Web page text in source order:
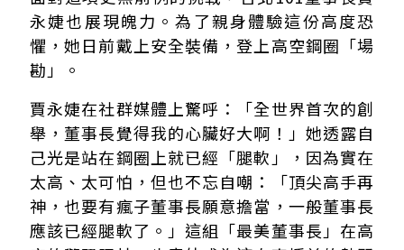
永婕也展現魄力。為了親身體驗這份高度恐
懼，她日前戴上安全裝備，登上高空鋼圈「場
勘」。
賈永婕在社群媒體上驚呼：「全世界首次的創
舉，董事長覺得我的心臟好大啊！」她透露自
己光是站在鋼圈上就已經「腿軟」，因為實在
太高、太可怕，但也不忘自嘲：「頂尖高手再
神，也要有瘋子董事長願意擔當，一般董事長
應該已經腿軟了。」這組「最美董事長」在高